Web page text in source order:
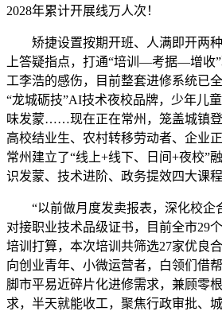
2028年累计开展线万人次！
矫捷设置按期开班、人满即开两种
上答疑指点，打通“培训—考据—增收”
工李浩的感伤，目前整套进修系统已
“龙城砺技”AI技术夜校品牌，少年儿
味发蒙……现在正在常州，笼盖城镇
高校结业生、农村转移劳动者、企业
常州建立了“线上+线下、日间+夜校”
识发蒙、技术进阶、政务提效四大课程
“以前做月度发卖报表，深化校企
对接职业技术品级证书，目前全市29
培训打算，本次培训共筛选27家优良
向创业青年、小微运营者，白领们借
脚市平易近碎片化进修需求，兼顾零
求，半天就能收工，聚焦行政审批、